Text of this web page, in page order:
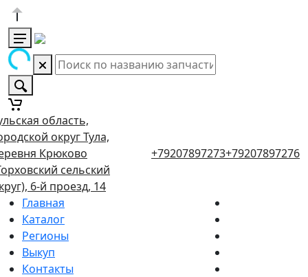
область,
округ Тула,
Крюково
сельский
6-й проезд, 14
+79207897273+79207897276
Главная
Каталог
Регионы
Выкуп
Контакты